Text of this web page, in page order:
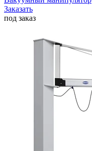
Заказать
под заказ